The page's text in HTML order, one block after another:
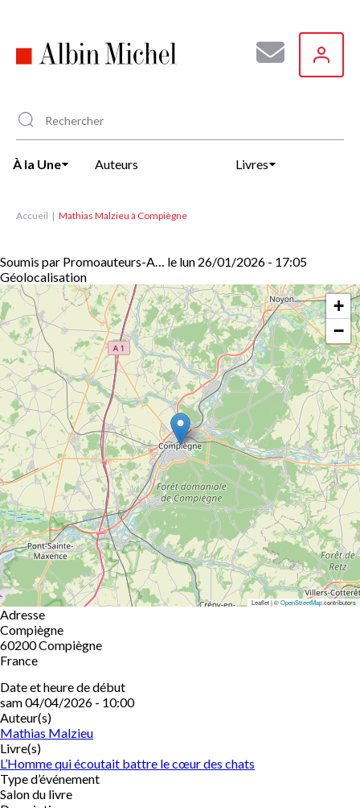
principal
À la Une Auteurs Livres
Accueil Mathias Malzieu à Compiègne
Soumis par Promoauteurs-A… le lun 26/01/2026 - 17:05
Géolocalisation
+
−
Leaflet | ©OpenStreetMapcontributors
Adresse
Compiègne
60200Compiègne
France
Date et heure de début
sam 04/04/2026 - 10:00
Auteur(s)
Mathias Malzieu
Livre(s)
L’Homme qui écoutait battre le cœur des chats
Type d’événement
Salon du livre